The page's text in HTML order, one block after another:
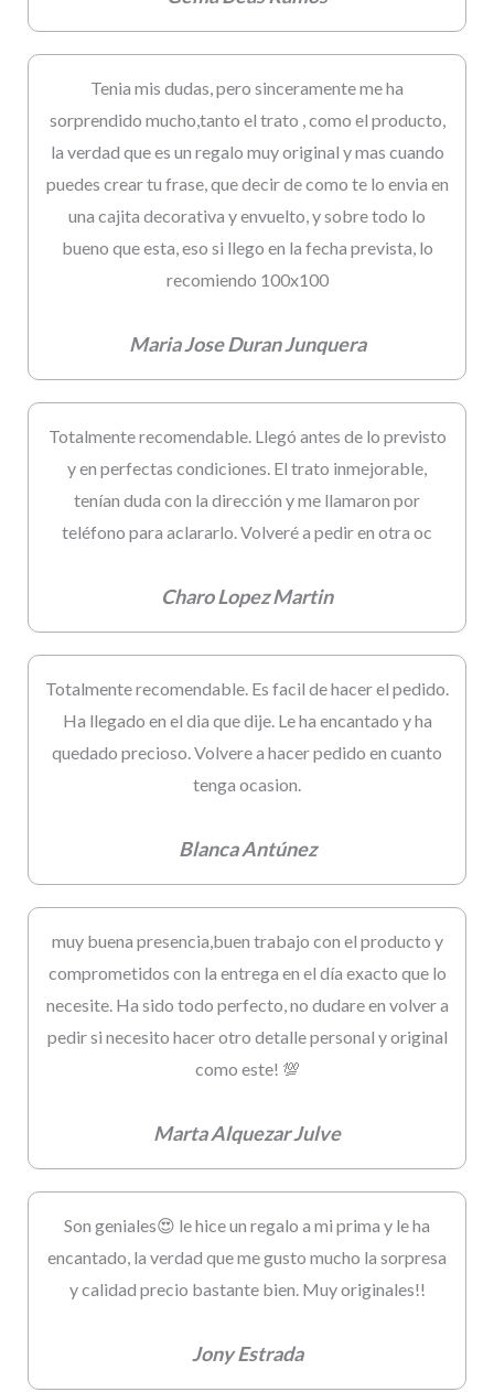
Tenia mis dudas, pero sinceramente me ha
sorprendido mucho,tanto el trato , como el producto,
la verdad que es un regalo muy original y mas cuando
puedes crear tu frase, que decir de como te lo envia en
una cajita decorativa y envuelto, y sobre todo lo
bueno que esta, eso si llego en la fecha prevista, lo
recomiendo 100x100
Maria Jose Duran Junquera
Totalmente recomendable. Llegó antes de lo previsto
y en perfectas condiciones. El trato inmejorable,
tenían duda con la dirección y me llamaron por
teléfono para aclararlo. Volveré a pedir en otra oc
Charo Lopez Martin
Totalmente recomendable. Es facil de hacer el pedido.
Ha llegado en el dia que dije. Le ha encantado y ha
quedado precioso. Volvere a hacer pedido en cuanto
tenga ocasion.
Blanca Antúnez
muy buena presencia,buen trabajo con el producto y
comprometidos con la entrega en el día exacto que lo
necesite. Ha sido todo perfecto, no dudare en volver a
pedir si necesito hacer otro detalle personal y original
como este! 💯
Marta Alquezar Julve
Son geniales😍 le hice un regalo a mi prima y le ha
encantado, la verdad que me gusto mucho la sorpresa
y calidad precio bastante bien. Muy originales!!
Jony Estrada